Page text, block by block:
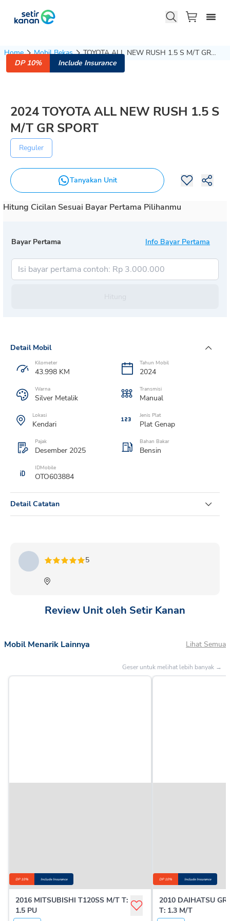
Home Mobil Bekas
TOYOTA ALL NEW RUSH 1.5 S M/T GR
SPORT 2024
DP 10% Include Insurance
2024TOYOTAALL NEW RUSH 1.5 S
M/T GR SPORT
Reguler
Tanyakan Unit
Hitung Cicilan Sesuai Bayar Pertama Pilihanmu
Bayar Pertama Info Bayar Pertama
Detail Mobil
Kilometer
43.998 KM
Tahun Mobil
2024
Warna
Silver Metalik
Transmisi
Manual
Lokasi
Kendari
Jenis Plat
Plat Genap
Pajak
Desember 2025
Bahan Bakar
Bensin
IDMobile
OTO603884
Detail Catatan
5
Review Unit oleh Setir Kanan
Mobil Menarik Lainnya Lihat Semua
Geser untuk melihat lebih banyak →
DP 10% Include Insurance
2016 MITSUBISHI T120SS M/T T:
1.5 PU
DP 10% Include Insurance
2010 DAIHATSU
T: 1.3 M/T